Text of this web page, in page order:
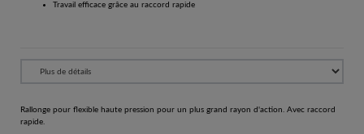
Travail efficace grâce au raccord rapide
Rallonge pour flexible haute pression pour un plus grand rayon d'action. Avec raccord
rapide.